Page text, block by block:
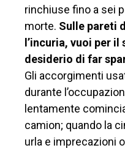
rinchiuse fino a sei
morte. Sulle pareti
l’incuria, vuoi per
desiderio di far
Gli accorgimenti
durante
lentamente
camion; quando la
urla e imprecazioni